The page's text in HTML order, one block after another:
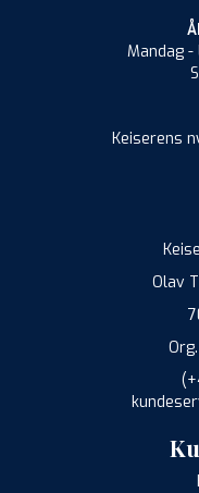
Mandag -
Keiserens
Olav